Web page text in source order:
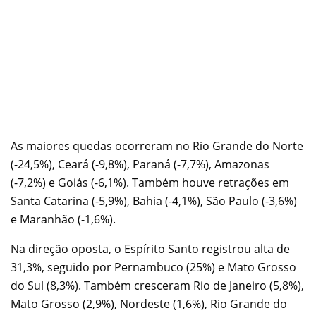
As maiores quedas ocorreram no Rio Grande do Norte
(-24,5%), Ceará (-9,8%), Paraná (-7,7%), Amazonas
(-7,2%) e Goiás (-6,1%). Também houve retrações em
Santa Catarina (-5,9%), Bahia (-4,1%), São Paulo (-3,6%)
e Maranhão (-1,6%).
Na direção oposta, o Espírito Santo registrou alta de
31,3%, seguido por Pernambuco (25%) e Mato Grosso
do Sul (8,3%). Também cresceram Rio de Janeiro (5,8%),
Mato Grosso (2,9%), Nordeste (1,6%), Rio Grande do